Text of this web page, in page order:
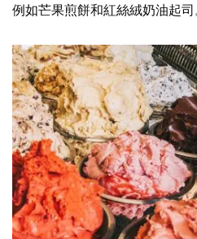
例如芒果煎餅和紅絲絨奶油起司